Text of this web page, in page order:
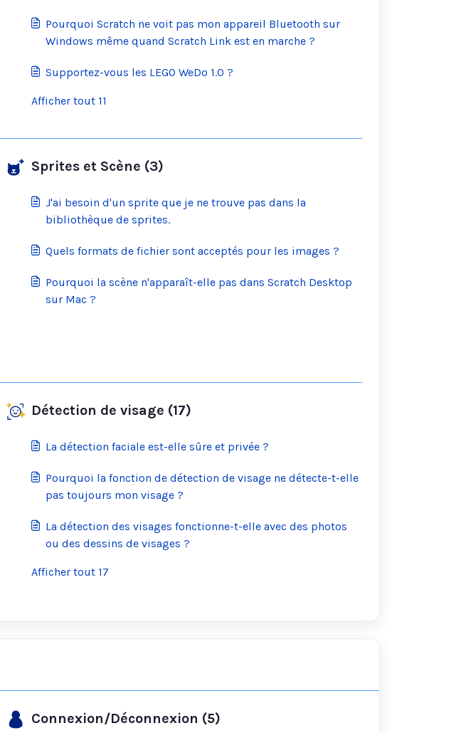
Pourquoi Scratch ne voit pas mon appareil Bluetooth sur
Windows même quand Scratch Link est en marche ?
Supportez-vous les LEGO WeDo 1.0 ?
Afficher tout 11
Sprites et Scène (3)
J'ai besoin d'un sprite que je ne trouve pas dans la
bibliothèque de sprites.
Quels formats de fichier sont acceptés pour les images ?
Pourquoi la scène n'apparaît-elle pas dans Scratch Desktop
sur Mac ?
Détection de visage (17)
La détection faciale est-elle sûre et privée ?
Pourquoi la fonction de détection de visage ne détecte-t-elle
pas toujours mon visage ?
La détection des visages fonctionne-t-elle avec des photos
ou des dessins de visages ?
Afficher tout 17
Connexion/Déconnexion (5)